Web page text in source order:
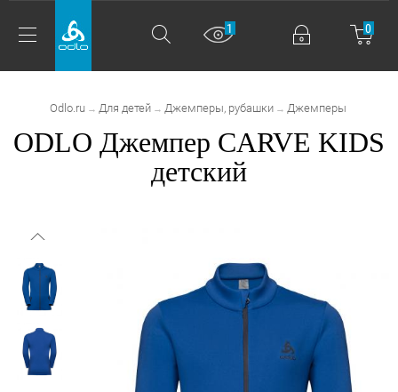
0
1
Odlo.ru → Для детей → Джемперы, рубашки → Джемперы
ODLO Джемпер CARVE KIDS
детский